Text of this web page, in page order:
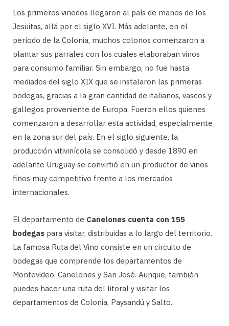
Los primeros viñedos llegaron al país de manos de los
Jesuitas, allá por el siglo XVI. Más adelante, en el
período de la Colonia, muchos colonos comenzaron a
plantar sus parrales con los cuales elaboraban vinos
para consumo familiar. Sin embargo, no fue hasta
mediados del siglo XIX que se instalaron las primeras
bodegas, gracias a la gran cantidad de italianos, vascos y
gallegos proveniente de Europa. Fueron ellos quienes
comenzaron a desarrollar esta actividad, especialmente
en la zona sur del país. En el siglo siguiente, la
producción vitivinícola se consolidó y desde 1890 en
adelante Uruguay se convirtió en un productor de vinos
finos muy competitivo frente a los mercados
internacionales.
El departamento de Canelones cuenta con 155
bodegas para visitar, distribuidas a lo largo del territorio.
La famosa Ruta del Vino consiste en un circuito de
bodegas que comprende los departamentos de
Montevideo, Canelones y San José. Aunque, también
puedes hacer una ruta del litoral y visitar los
departamentos de Colonia, Paysandú y Salto.